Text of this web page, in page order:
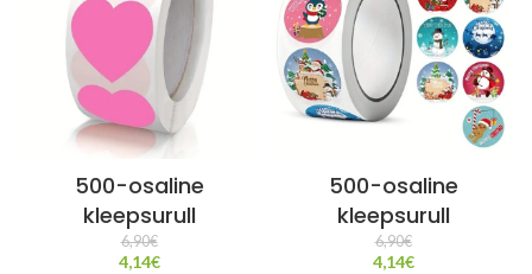
500-osaline
kleepsurull
6,90€
4,14€
500-osaline
kleepsurull
6,90€
4,14€